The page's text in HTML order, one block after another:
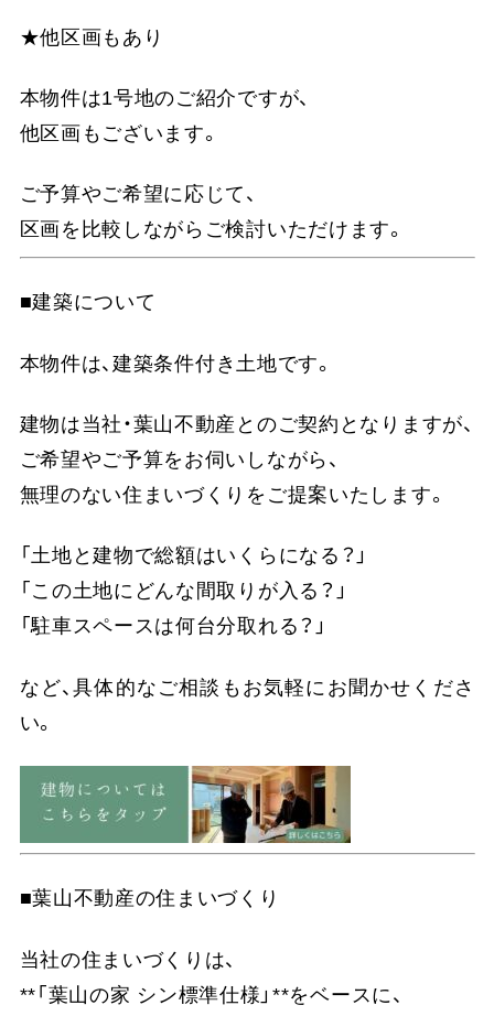
★他区画もあり
本物件は1号地のご紹介ですが、
他区画もございます。
ご予算やご希望に応じて、
区画を比較しながらご検討いただけます。
■建築について
本物件は、 建築条件付き土地です。
建物は当社・葉山不動産とのご契約となりますが、
ご希望やご予算をお伺いしながら、
無理のない住まいづくりをご提案いたします。
「土地と建物で総額はいくらになる？」
「この土地にどんな間取りが入る？」
「駐車スペースは何台分取れる？」
など、具体的なご相談もお気軽にお聞かせくださ
い。
■葉山不動産の住まいづくり
当社の住まいづくりは、
**「葉山の家 シン標準仕様」**をベースに、